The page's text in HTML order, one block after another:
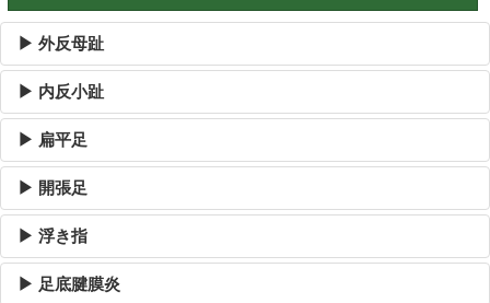
▶ 外反母趾
▶ 内反小趾
▶ 扁平足
▶ 開張足
▶ 浮き指
▶ 足底腱膜炎